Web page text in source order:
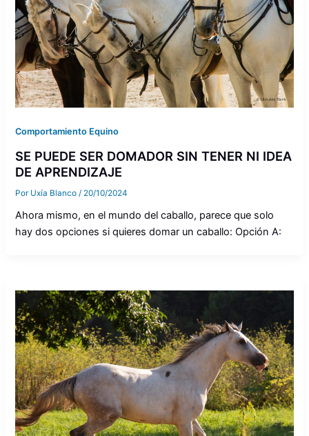
Comportamiento Equino
SE PUEDE SER DOMADOR SIN TENER NI IDEA
DE APRENDIZAJE
Por Uxía Blanco / 20/10/2024
Ahora mismo, en el mundo del caballo, parece que solo
hay dos opciones si quieres domar un caballo: Opción A: